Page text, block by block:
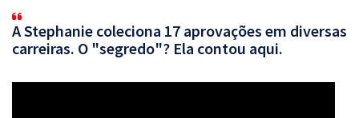
A Stephanie coleciona 17 aprovações em diversas
carreiras. O "segredo"? Ela contou aqui.